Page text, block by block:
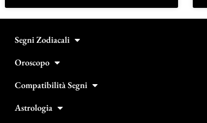
Segni Zodiacali
Oroscopo
Compatibilità Segni
Astrologia